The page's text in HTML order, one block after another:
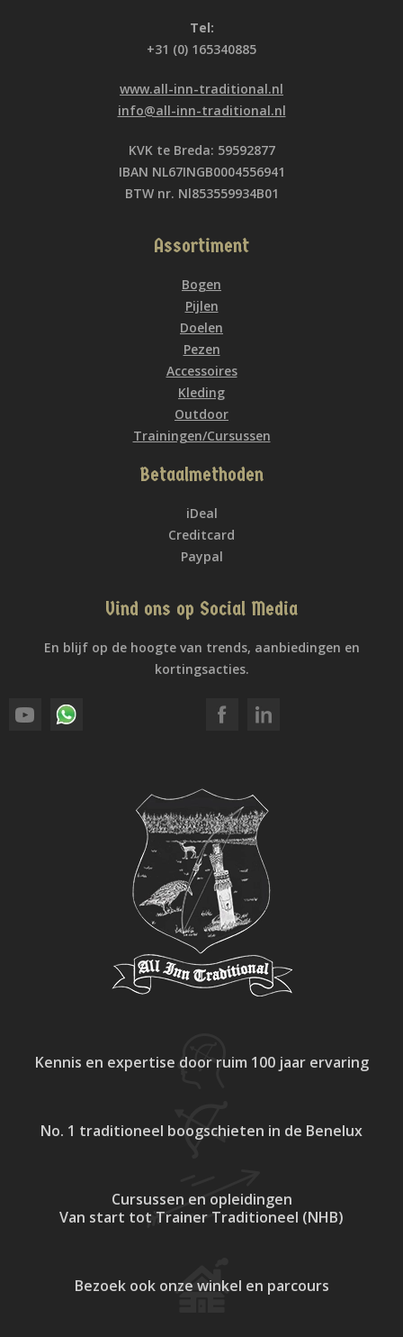
Tel:
+31 (0) 165340885
www.all-inn-traditional.nl
info@all-inn-traditional.nl
KVK te Breda: 59592877
IBAN NL67INGB0004556941
BTW nr. Nl853559934B01
Assortiment
Bogen
Pijlen
Doelen
Pezen
Accessoires
Kleding
Outdoor
Trainingen/Cursussen
Betaalmethoden
iDeal
Creditcard
Paypal
Vind ons op Social Media
En blijf op de hoogte van trends, aanbiedingen en
kortingsacties.
Kennis en expertise door ruim 100 jaar ervaring
No. 1 traditioneel boogschieten in de Benelux
Cursussen en opleidingen
Van start tot Trainer Traditioneel (NHB)
Bezoek ook onze winkel en parcours